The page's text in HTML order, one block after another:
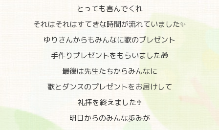
とっても喜んでくれ
それはそれはすてきな時間が流れていました✨
ゆりさんからもみんなに歌のプレゼント
手作りプレゼントをもらいました🎁
最後は先生たちからみんなに
歌とダンスのプレゼントをお届けして
礼拝を終えました♰
明日からのみんな歩みが